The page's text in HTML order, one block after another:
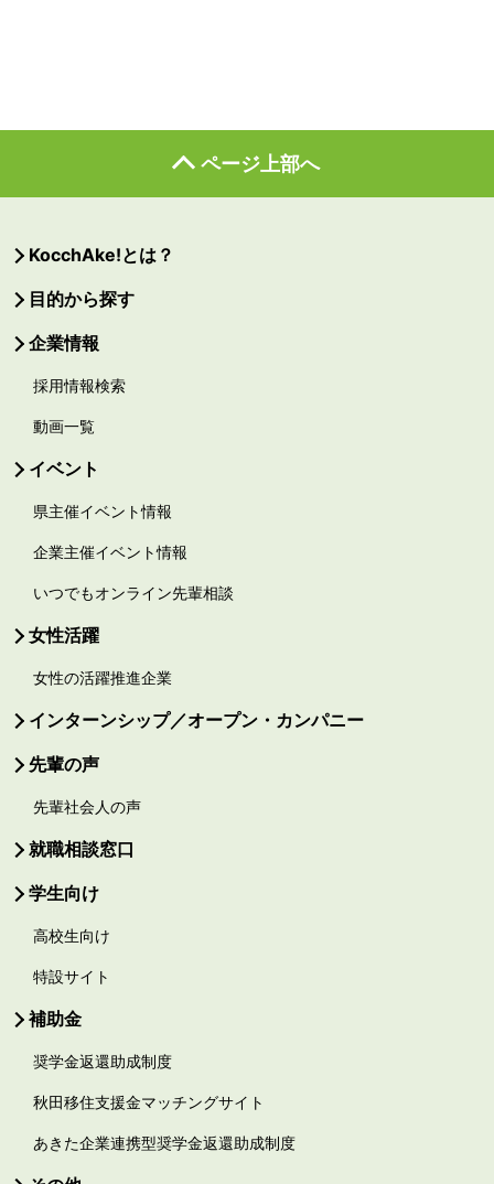
ページ上部へ
KocchAke!とは？
目的から探す
企業情報
採用情報検索
動画一覧
イベント
県主催イベント情報
企業主催イベント情報
いつでもオンライン先輩相談
女性活躍
女性の活躍推進企業
インターンシップ／オープン・カンパニー
先輩の声
先輩社会人の声
就職相談窓口
学生向け
高校生向け
特設サイト
補助金
奨学金返還助成制度
秋田移住支援金マッチングサイト
あきた企業連携型奨学金返還助成制度